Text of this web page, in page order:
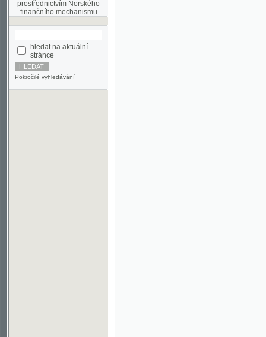
hledat na aktuální
stránce
Pokročilé vyhledávání